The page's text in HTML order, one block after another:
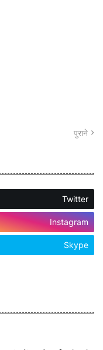
पुराने
Twitter
Instagram
Skype